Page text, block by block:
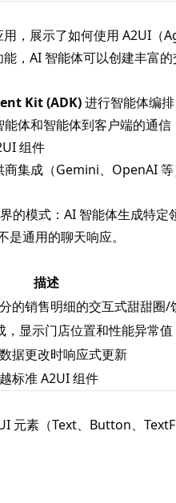
，展示了如何使用 A2UI （
，AI 智能体可以创建丰富
Kit (ADK)进行智能体编排
能体和智能体到客户端的通信
组件
商集成（Gemini、OpenAI
的模式：AI 智能体生成特
通用的聊天响应。
描述
的销售明细的交互式甜甜圈/
显示门店位置和性能异常值
据更改时响应式更新
标准 A2UI 组件
元素（Text、Button、